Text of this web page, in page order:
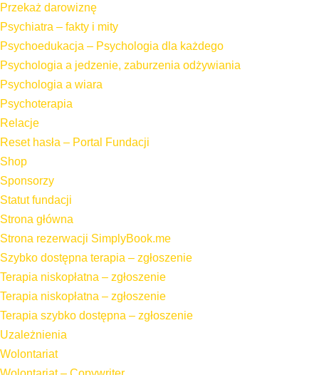
Przekaż darowiznę
Psychiatra – fakty i mity
Psychoedukacja – Psychologia dla każdego
Psychologia a jedzenie, zaburzenia odżywiania
Psychologia a wiara
Psychoterapia
Relacje
Reset hasła – Portal Fundacji
Shop
Sponsorzy
Statut fundacji
Strona główna
Strona rezerwacji SimplyBook.me
Szybko dostępna terapia – zgłoszenie
Terapia niskopłatna – zgłoszenie
Terapia niskopłatna – zgłoszenie
Terapia szybko dostępna – zgłoszenie
Uzależnienia
Wolontariat